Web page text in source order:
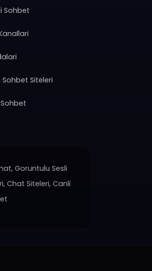
Sohbet
Siteleri
Goruntulu Sesli
Chat Siteleri, Canli